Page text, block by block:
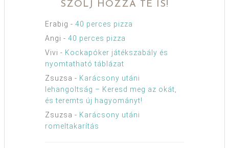
SZÓLJ HOZZÁ TE IS!
Erabig - 40 perces pizza
Angi - 40 perces pizza
Vivi - Kockapóker játékszabály és
nyomtatható táblázat
Zsuzsa - Karácsony utáni
lehangoltság – Keresd meg az okát,
és teremts új hagyományt!
Zsuzsa - Karácsony utáni
romeltakarítás